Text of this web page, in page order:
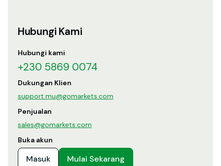
Hubungi Kami
Hubungi kami
+230 5869 0074
Dukungan Klien
support.mu@gomarkets.com
Penjualan
sales@gomarkets.com
Buka akun
Masuk Mulai Sekarang